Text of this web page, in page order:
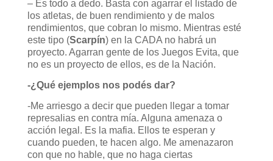
– Es todo a dedo. Basta con agarrar el listado de
los atletas, de buen rendimiento y de malos
rendimientos, que cobran lo mismo. Mientras esté
este tipo (Scarpín) en la CADA no habrá un
proyecto. Agarran gente de los Juegos Evita, que
no es un proyecto de ellos, es de la Nación.
-¿Qué ejemplos nos podés dar?
-Me arriesgo a decir que pueden llegar a tomar
represalias en contra mía. Alguna amenaza o
acción legal. Es la mafia. Ellos te esperan y
cuando pueden, te hacen algo. Me amenazaron
con que no hable, que no haga ciertas